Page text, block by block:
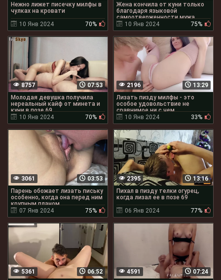
Нежно лижет писечку милфы в
чулках на кровати
10 Янв 2024
70%
Жена кончила от куни только
благодаря языковой
самоотверженности мужа
10 Янв 2024
75%
07:53
8757
Молодая девушка получила
нереальный кайф от минета и
куни в позе 69
10 Янв 2024
70%
13:29
2196
Лизать пизду милфы - это
особое удовольствие не
сравнимое ни с чем
10 Янв 2024
33%
03:53
3061
Парень обожает лизать письку
особенно, когда она перед ним
крупным планом
07 Янв 2024
75%
13:16
2395
Пихал в пизду телки огурец,
когда лизал ее в позе 69
06 Янв 2024
77%
06:52
5361
07:24
4591